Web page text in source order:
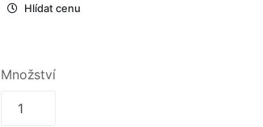
Hlídat cenu
Množství